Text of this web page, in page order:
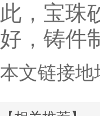
此，宝珠
好，铸件
本文链接地